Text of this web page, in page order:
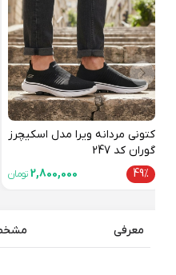
کتونی مردانه ویرا مدل اسکیچرز
گوران کد 247
49%
2,800,000 تومان
معرفی مشخصات